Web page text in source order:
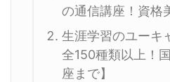
の通信講座！資格
生涯学習のユーキ
全150種類以上！
座まで】